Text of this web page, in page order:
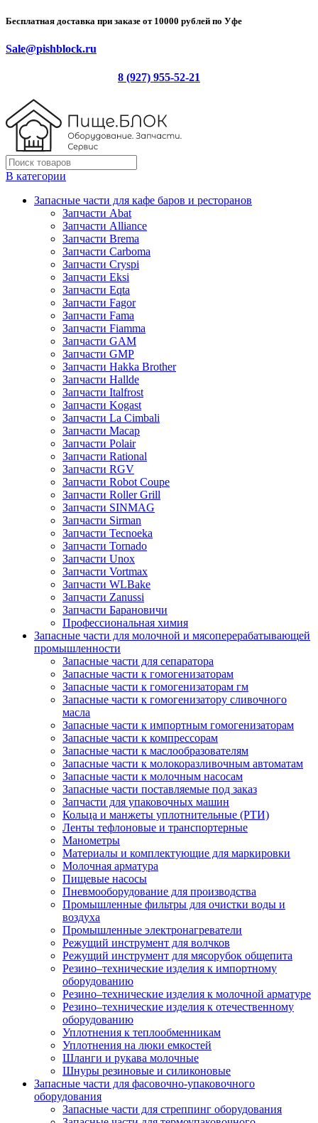
Бесплатная доставка при заказе от 10000 рублей по Уфе
Sale@pishblock.ru
8 (927) 955-52-21
В категории
Запасные части для кафе баров и ресторанов
Запчасти Abat
Запчасти Alliance
Запчасти Brema
Запчасти Carboma
Запчасти Cryspi
Запчасти Eksi
Запчасти Eqta
Запчасти Fagor
Запчасти Fama
Запчасти Fiamma
Запчасти GAM
Запчасти GMP
Запчасти Hakka Brother
Запчасти Hallde
Запчасти Italfrost
Запчасти Kogast
Запчасти La Cimbali
Запчасти Macap
Запчасти Polair
Запчасти Rational
Запчасти RGV
Запчасти Robot Coupe
Запчасти Roller Grill
Запчасти SINMAG
Запчасти Sirman
Запчасти Tecnoeka
Запчасти Tornado
Запчасти Unox
Запчасти Vortmax
Запчасти WLBake
Запчасти Zanussi
Запчасти Барановичи
Профессиональная химия
Запасные части для молочной и мясоперерабатывающей
промышленности
Запасные части для сепаратора
Запасные части к гомогенизаторам
Запасные части к гомогенизаторам гм
Запасные части к гомогенизатору сливочного
масла
Запасные части к импортным гомогенизаторам
Запасные части к компрессорам
Запасные части к маслообразователям
Запасные части к молокоразливочным автоматам
Запасные части к молочным насосам
Запасные части поставляемые под заказ
Запчасти для упаковочных машин
Кольца и манжеты уплотнительные (РТИ)
Ленты тефлоновые и транспортерные
Манометры
Материалы и комплектующие для маркировки
Молочная арматура
Пищевые насосы
Пневмооборудование для производства
Промышленные фильтры для очистки воды и
воздуха
Промышленные электронагреватели
Режущий инструмент для волчков
Режущий инструмент для мясорубок общепита
Резино–технические изделия к импортному
оборудованию
Резино–технические изделия к молочной арматуре
Резино–технические изделия к отечественному
оборудованию
Уплотнения к теплообменникам
Уплотнения на люки емкостей
Шланги и рукава молочные
Шнуры резиновые и силиконовые
Запасные части для фасовочно-упаковочного
оборудования
Запасные части для стреппинг оборудования